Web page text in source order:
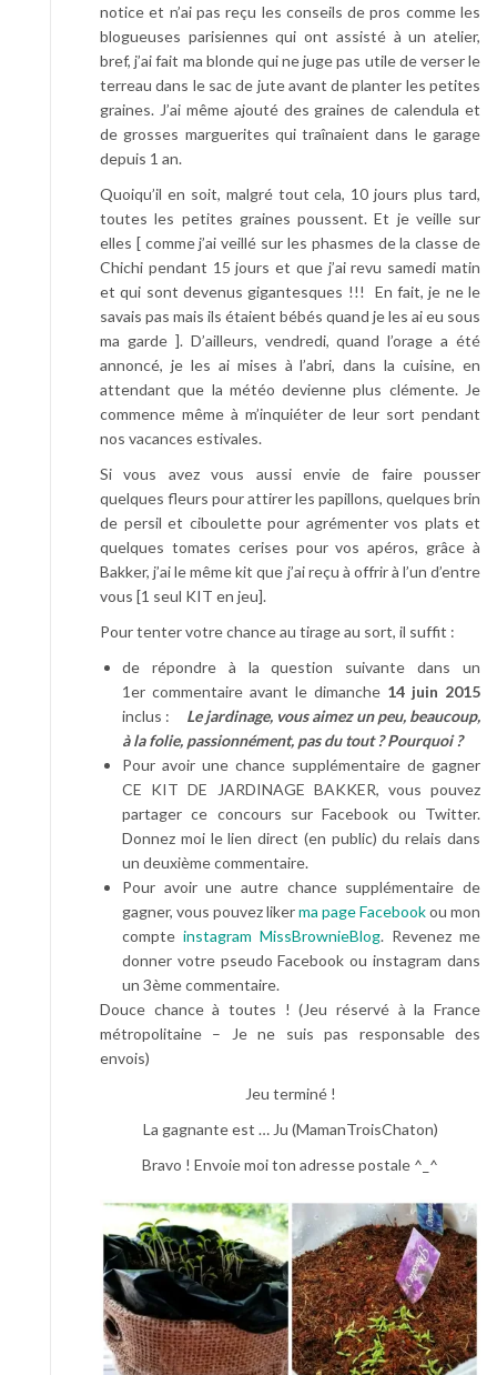
notice et n’ai pas reçu les conseils de pros comme les
blogueuses parisiennes qui ont assisté à un atelier,
bref, j’ai fait ma blonde qui ne juge pas utile de verser le
terreau dans le sac de jute avant de planter les petites
graines. J’ai même ajouté des graines de calendula et
de grosses marguerites qui traînaient dans le garage
depuis 1 an.
Quoiqu’il en soit, malgré tout cela, 10 jours plus tard,
toutes les petites graines poussent. Et je veille sur
elles [ comme j’ai veillé sur les phasmes de la classe de
Chichi pendant 15 jours et que j’ai revu samedi matin
et qui sont devenus gigantesques !!! En fait, je ne le
savais pas mais ils étaient bébés quand je les ai eu sous
ma garde ]. D’ailleurs, vendredi, quand l’orage a été
annoncé, je les ai mises à l’abri, dans la cuisine, en
attendant que la météo devienne plus clémente. Je
commence même à m’inquiéter de leur sort pendant
nos vacances estivales.
Si vous avez vous aussi envie de faire pousser
quelques fleurs pour attirer les papillons, quelques brin
de persil et ciboulette pour agrémenter vos plats et
quelques tomates cerises pour vos apéros, grâce à
Bakker, j’ai le même kit que j’ai reçu à offrir à l’un d’entre
vous [1 seul KIT en jeu].
Pour tenter votre chance au tirage au sort, il suffit :
de répondre à la question suivante dans un
1er commentaire avant le dimanche 14 juin 2015
inclus : Le jardinage, vous aimez un peu, beaucoup,
à la folie, passionnément, pas du tout ? Pourquoi ?
Pour avoir une chance supplémentaire de gagner
CE KIT DE JARDINAGE BAKKER, vous pouvez
partager ce concours sur Facebook ou Twitter.
Donnez moi le lien direct (en public) du relais dans
un deuxième commentaire.
Pour avoir une autre chance supplémentaire de
gagner, vous pouvez likerma page Facebookou mon
compte instagram MissBrownieBlog. Revenez me
donner votre pseudo Facebook ou instagram dans
un 3ème commentaire.
Douce chance à toutes ! (Jeu réservé à la France
métropolitaine – Je ne suis pas responsable des
envois)
Jeu terminé !
La gagnante est … Ju (MamanTroisChaton)
Bravo ! Envoie moi ton adresse postale ^_^